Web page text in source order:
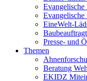
Evangelische
Evangelische
EineWelt-
Presse- und
Themen
Beratung
EKIDZ